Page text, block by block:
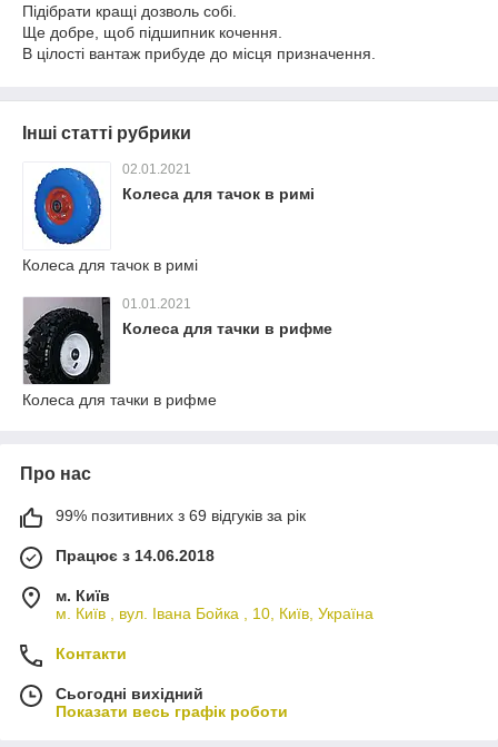
Підібрати кращі дозволь собі.
Ще добре, щоб підшипник кочення.
В цілості вантаж прибуде до місця призначення.
Інші статті рубрики
02.01.2021
Колеса для тачок в римі
Колеса для тачок в римі
01.01.2021
Колеса для тачки в рифме
Колеса для тачки в рифме
Про нас
99% позитивних з 69 відгуків за рік
Працює з 14.06.2018
м. Київ
м. Київ , вул. Івана Бойка , 10, Київ, Україна
Контакти
Сьогодні вихідний
Показати весь графік роботи